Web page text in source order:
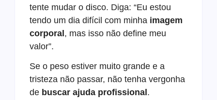
tente mudar o disco. Diga: “Eu estou
tendo um dia difícil com minha imagem
corporal , mas isso não define meu
valor”.
Se o peso estiver muito grande e a
tristeza não passar, não tenha vergonha
de buscar ajuda profissional .